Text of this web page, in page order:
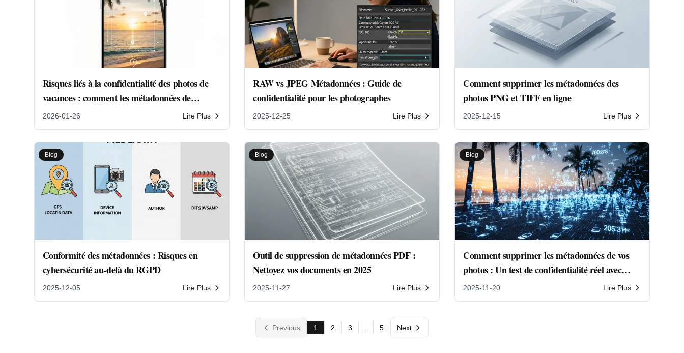
Risques liés à la confidentialité des photos de
vacances : comment les métadonnées de
localisation révèlent vos secrets
2026-01-26 Lire Plus
RAW vs JPEG Métadonnées : Guide de
confidentialité pour les photographes
2025-12-25 Lire Plus
Comment supprimer les métadonnées des
photos PNG et TIFF en ligne
2025-12-15 Lire Plus
Blog
Conformité des métadonnées : Risques en
cybersécurité au-delà du RGPD
2025-12-05 Lire Plus
Blog
Outil de suppression de métadonnées PDF :
Nettoyez vos documents en 2025
2025-11-27 Lire Plus
Blog
Comment supprimer les métadonnées de vos
photos : Un test de confidentialité réel avec
notre outil en ligne gratuit
2025-11-20 Lire Plus
Previous 1 2 3 5 Next